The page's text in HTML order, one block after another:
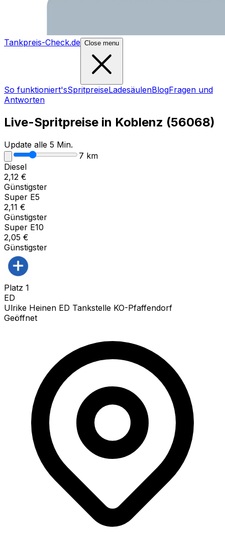
Tankpreis-Check.de Close menu
So funktioniert'sSpritpreiseLadesäulenBlogFragen und
Antworten
Live-Spritpreise in Koblenz (56068)
Update alle 5 Min.
7 km
Diesel
2,12 €
Günstigster
Super E5
2,11 €
Günstigster
Super E10
2,05 €
Günstigster
Platz 1
ED
Ulrike Heinen ED Tankstelle KO-Pfaffendorf
Geöffnet